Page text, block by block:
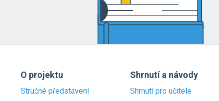
O projektu
Stručné představení
Shrnutí a návody
Shrnutí pro učitele